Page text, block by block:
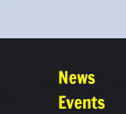
News
Events